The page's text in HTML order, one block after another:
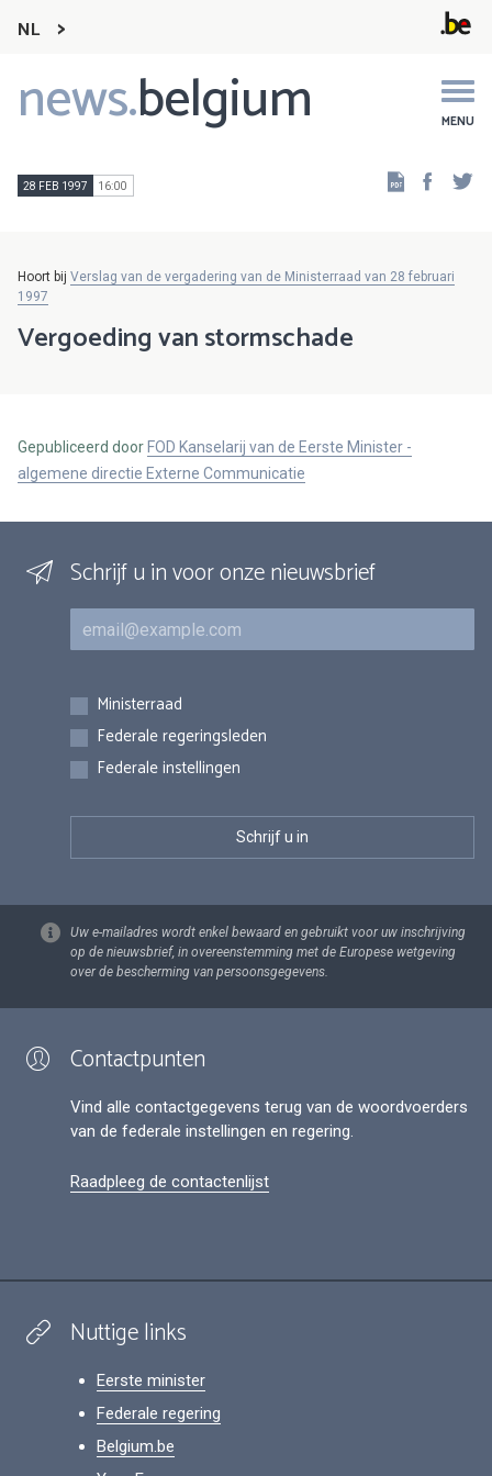
NL
news.belgium MENU
Main
navigation
28 FEB 1997 16:00
Hoort bij Verslag van de vergadering van de Ministerraad van 28 februari
1997
Vergoeding van stormschade
Gepubliceerd door FOD Kanselarij van de Eerste Minister -
algemene directie Externe Communicatie
Schrijf u in voor onze nieuwsbrief
E-mail
Inschrijvingen
Ministerraad
Federale regeringsleden
Federale instellingen
Uw e-mailadres wordt enkel bewaard en gebruikt voor uw inschrijving
op de nieuwsbrief, in overeenstemming met de Europese wetgeving
over de bescherming van persoonsgegevens.
Contactpunten
Vind alle contactgegevens terug van de woordvoerders
van de federale instellingen en regering.
Raadpleeg de contactenlijst
Nuttige links
Eerste minister
Federale regering
Belgium.be